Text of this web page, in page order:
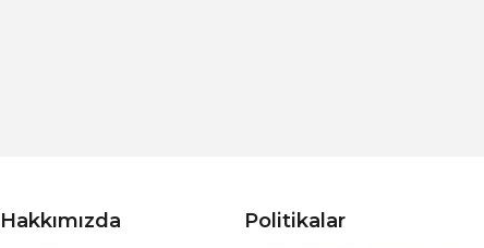
Hakkımızda Politikalar